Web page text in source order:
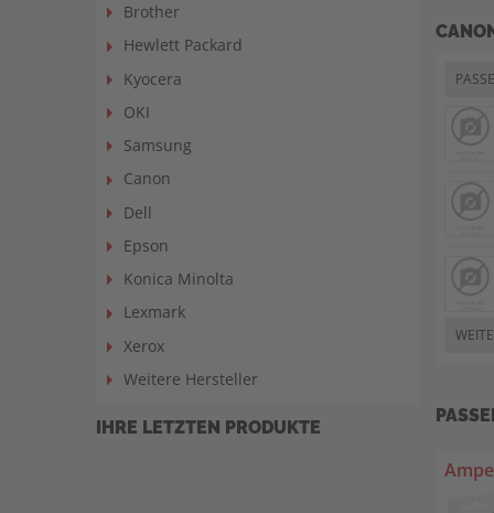
Brother
Hewlett Packard
Kyocera
OKI
Samsung
Canon
Dell
Epson
Konica Minolta
Lexmark
Xerox
Weitere Hersteller
IHRE LETZTEN PRODUKTE